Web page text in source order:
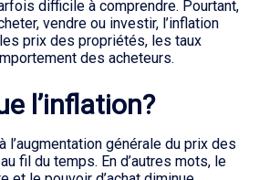
difficile à comprendre. Pourtant,
vendre ou investir, l’inflation
prix des propriétés, les taux
des acheteurs.
l’inflation?
l’augmentation générale du prix des
fil du temps. En d’autres mots, le